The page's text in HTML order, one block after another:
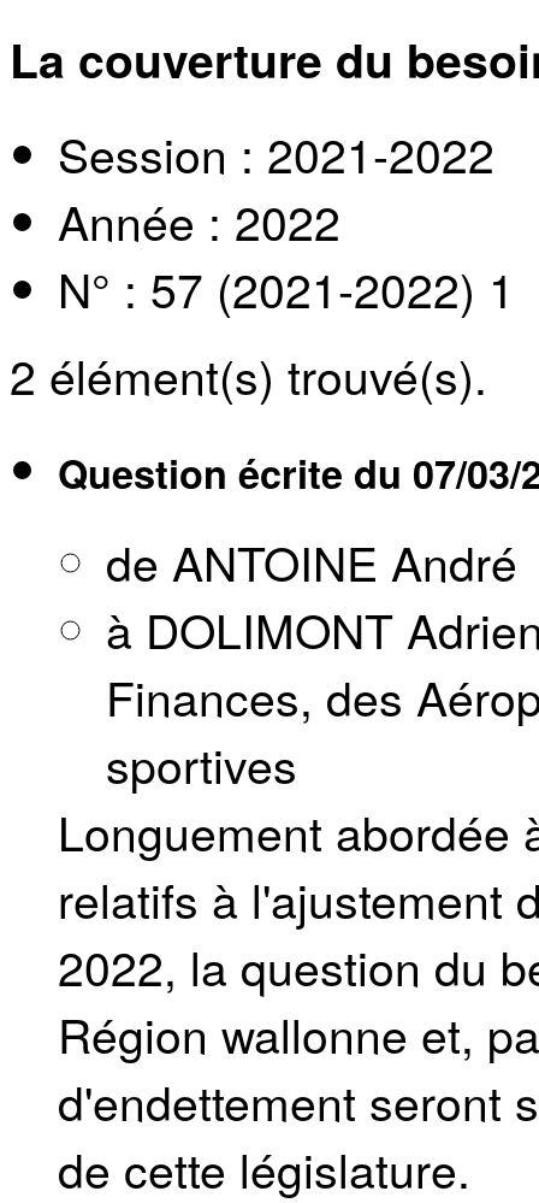
La couverture du
Session : 2021-2022
Année : 2022
N° : 57 (2021-2022) 1
2 élément(s) trouvé(s).
Question écrite du 07/03/
de ANTOINE André
à DOLIMONT
Finances, des
sportives
Longuement abordée
relatifs à l'ajustement
2022, la question du
Région wallonne et,
d'endettement seront
de cette législature.